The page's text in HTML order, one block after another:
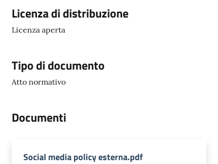
Descrizione
Licenza di distribuzione
Licenza aperta
Tipo di documento
Atto normativo
Documenti
Social media policy esterna.pdf